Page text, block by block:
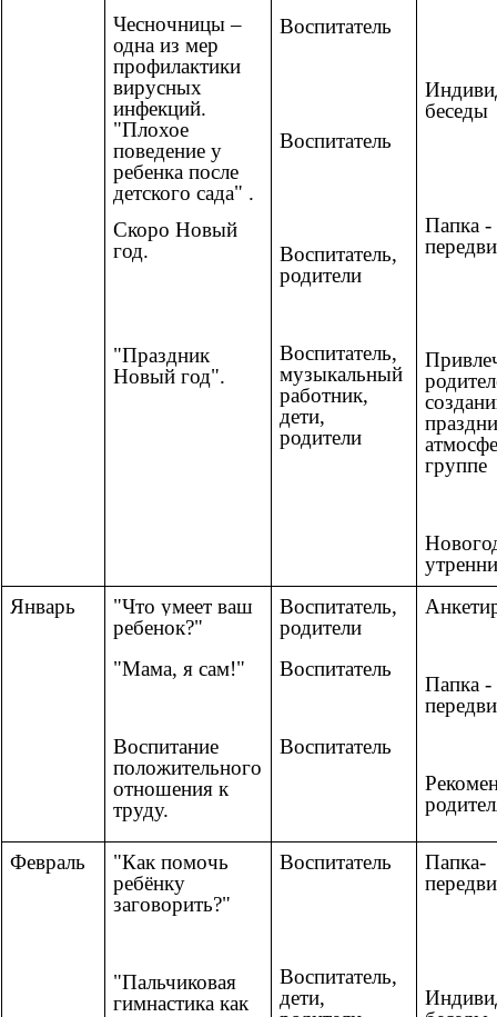
Чесночницы –
одна из мер
профилактики
вирусных
инфекций.
"Плохое
поведение у
ребенка после
детского сада" .
Скоро Новый
год.
"Праздник
Новый год".
Воспитатель
Воспитатель
Воспитатель,
родители
Воспитатель,
музыкальный
работник,
дети,
родители
беседы
Папка -
группе
Январь
"Что умеет ваш
ребенок?"
"Мама, я сам!"
Воспитание
положительного
отношения к
труду.
Воспитатель,
родители
Воспитатель
Воспитатель
Папка -
Февраль
"Как помочь
ребёнку
заговорить?"
"Пальчиковая
гимнастика как
Воспитатель
Воспитатель,
дети,
Папка-